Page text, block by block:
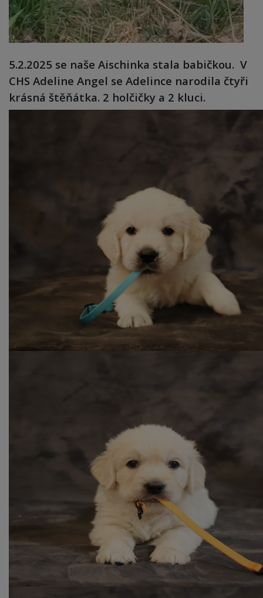
5.2.2025 se naše Aischinka stala babičkou. V
CHS Adeline Angel se Adelince narodila čtyři
krásná štěňátka. 2 holčičky a 2 kluci.